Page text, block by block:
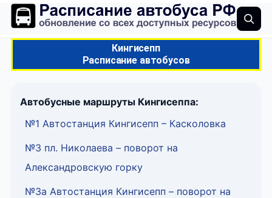
Кингисепп
Расписание автобусов
Автобусные маршруты Кингисеппа:
№1 Автостанция Кингисепп – Касколовка
№3 пл. Николаева – поворот на
Александровскую горку
№3а Автостанция Кингисепп – поворот на